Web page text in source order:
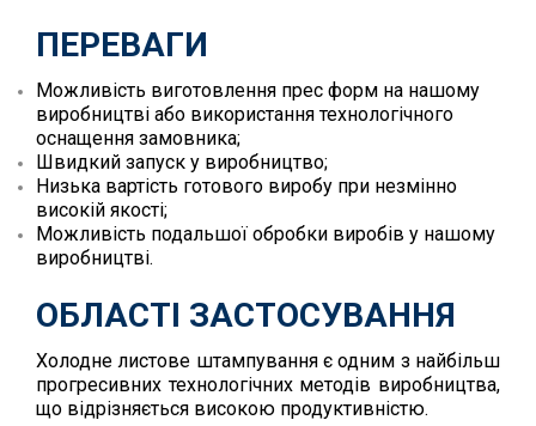
ПЕРЕВАГИ
Можливість виготовлення прес форм на нашому
виробництві або використання технологічного
оснащення замовника;
Швидкий запуск у виробництво;
Низька вартість готового виробу при незмінно
високій якості;
Можливість подальшої обробки виробів у нашому
виробництві.
ОБЛАСТІ ЗАСТОСУВАННЯ
Холодне листове штампування є одним з найбільш
прогресивних технологічних методів виробництва,
що відрізняється високою продуктивністю.